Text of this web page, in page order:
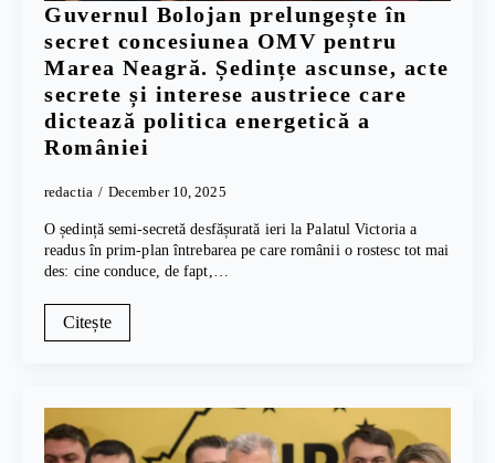
Guvernul Bolojan prelungește în
secret concesiunea OMV pentru
Marea Neagră. Ședințe ascunse, acte
secrete și interese austriece care
dictează politica energetică a
României
redactia December 10, 2025
O ședință semi-secretă desfășurată ieri la Palatul Victoria a
readus în prim-plan întrebarea pe care românii o rostesc tot mai
des: cine conduce, de fapt,…
Citește